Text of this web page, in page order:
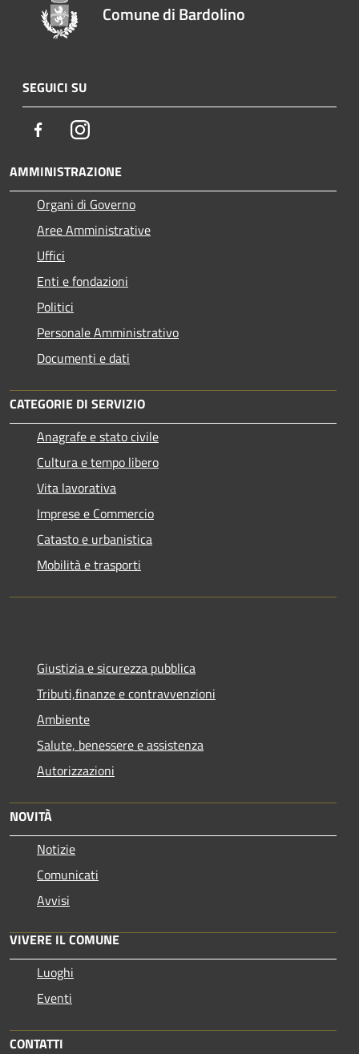
Comune di Bardolino
SEGUICI SU
FacebookInstagram
AMMINISTRAZIONE
Organi di Governo
Aree Amministrative
Uffici
Enti e fondazioni
Politici
Personale Amministrativo
Documenti e dati
CATEGORIE DI SERVIZIO
Anagrafe e stato civile
Cultura e tempo libero
Vita lavorativa
Imprese e Commercio
Catasto e urbanistica
Mobilità e trasporti
Giustizia e sicurezza pubblica
Tributi,finanze e contravvenzioni
Ambiente
Salute, benessere e assistenza
Autorizzazioni
NOVITÀ
Notizie
Comunicati
Avvisi
VIVERE IL COMUNE
Luoghi
Eventi
CONTATTI